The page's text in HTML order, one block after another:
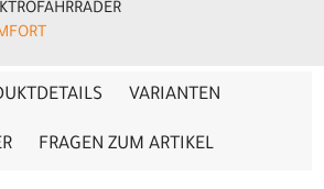
VARIANTEN
FRAGEN ZUM ARTIKEL